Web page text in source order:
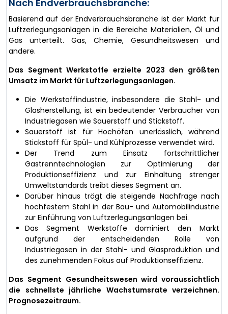
Nach Endverbrauchsbranche:
Basierend auf der Endverbrauchsbranche ist der Markt für
Luftzerlegungsanlagen in die Bereiche Materialien, Öl und
Gas unterteilt. Gas, Chemie, Gesundheitswesen und
andere.
Das Segment Werkstoffe erzielte 2023 den größten
Umsatz im Markt für Luftzerlegungsanlagen.
Die Werkstoffindustrie, insbesondere die Stahl- und
Glasherstellung, ist ein bedeutender Verbraucher von
Industriegasen wie Sauerstoff und Stickstoff.
Sauerstoff ist für Hochöfen unerlässlich, während
Stickstoff für Spül- und Kühlprozesse verwendet wird.
Der Trend zum Einsatz fortschrittlicher
Gastrenntechnologien zur Optimierung der
Produktionseffizienz und zur Einhaltung strenger
Umweltstandards treibt dieses Segment an.
Darüber hinaus trägt die steigende Nachfrage nach
hochfestem Stahl in der Bau- und Automobilindustrie
zur Einführung von Luftzerlegungsanlagen bei.
Das Segment Werkstoffe dominiert den Markt
aufgrund der entscheidenden Rolle von
Industriegasen in der Stahl- und Glasproduktion und
des zunehmenden Fokus auf Produktionseffizienz.
Das Segment Gesundheitswesen wird voraussichtlich
die schnellste jährliche Wachstumsrate verzeichnen.
Prognosezeitraum.